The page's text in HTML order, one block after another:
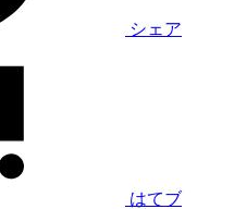
シェア
はてブ